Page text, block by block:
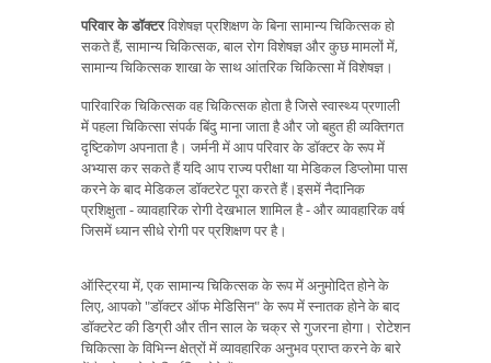
परिवार के डॉक्टरविशेषज्ञ प्रशिक्षण के बिना सामान्य चिकित्सक हो
सकते हैं, सामान्य चिकित्सक, बाल रोग विशेषज्ञ और कुछ मामलों में,
सामान्य चिकित्सक शाखा के साथ आंतरिक चिकित्सा में विशेषज्ञ।
पारिवारिक चिकित्सक वह चिकित्सक होता है जिसे स्वास्थ्य प्रणाली
में पहला चिकित्सा संपर्क बिंदु माना जाता है और जो बहुत ही व्यक्तिगत
दृष्टिकोण अपनाता है। जर्मनी में आप परिवार के डॉक्टर के रूप में
अभ्यास कर सकते हैं यदि आप राज्य परीक्षा या मेडिकल डिप्लोमा पास
करने के बाद मेडिकल डॉक्टरेट पूरा करते हैं।इसमें नैदानिक ​​
प्रशिक्षुता - व्यावहारिक रोगी देखभाल शामिल है - और व्यावहारिक वर्ष
जिसमें ध्यान सीधे रोगी पर प्रशिक्षण पर है।
ऑस्ट्रिया में, एक सामान्य चिकित्सक के रूप में अनुमोदित होने के
लिए, आपको "डॉक्टर ऑफ मेडिसिन" के रूप में स्नातक होने के बाद
डॉक्टरेट की डिग्री और तीन साल के चक्र से गुजरना होगा। रोटेशन
चिकित्सा के विभिन्न क्षेत्रों में व्यावहारिक अनुभव प्राप्त करने के बारे